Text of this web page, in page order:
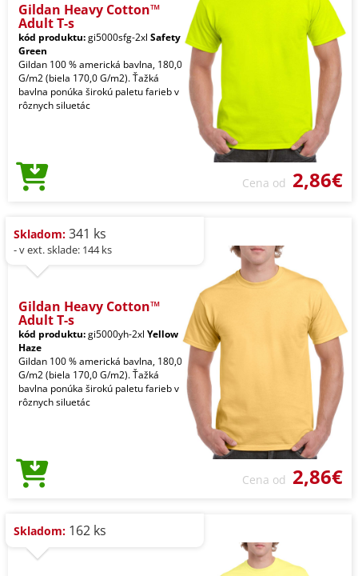
Gildan Heavy Cotton™
Adult T-s
kód produktu:gi5000sfg-2xl Safety
Green
Gildan 100 % americká bavlna, 180,0
G/m2 (biela 170,0 G/m2). Ťažká
bavlna ponúka širokú paletu farieb v
rôznych siluetác
Cena od 2,86€
Skladom: 341 ks
- v ext. sklade: 144 ks
Gildan Heavy Cotton™
Adult T-s
kód produktu:gi5000yh-2xl Yellow
Haze
Gildan 100 % americká bavlna, 180,0
G/m2 (biela 170,0 G/m2). Ťažká
bavlna ponúka širokú paletu farieb v
rôznych siluetác
Cena od 2,86€
Skladom: 162 ks